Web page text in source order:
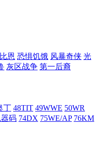
恩 恐惧饥饿 风暴奇侠 光
灰区战争 第一后裔
丁 48TIT 49WWE 50WR
码 74DX 75WE/AP 76KM